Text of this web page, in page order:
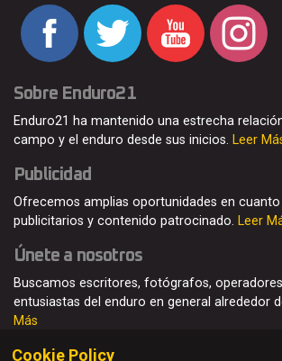
Sobre Enduro21
Enduro21 ha mantenido una estrecha
campo y el enduro desde sus inicios. Leer
Publicidad
Ofrecemos amplias oportunidades en
publicitarios y contenido patrocinado. Leer
Únete a nosotros
Buscamos escritores, fotógrafos,
entusiastas del enduro en general alrededor
Más
Cookie Policy